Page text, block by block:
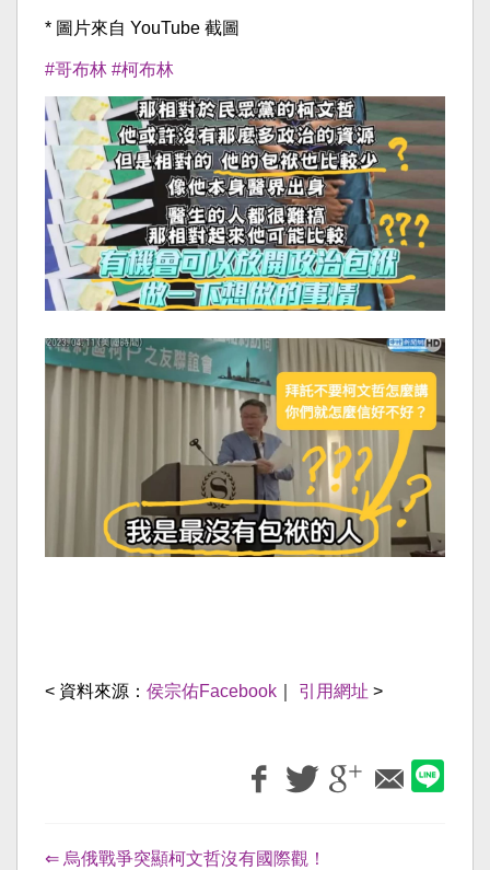
* 圖片來自 YouTube 截圖
#哥布林 #柯布林
< 資料來源： 侯宗佑Facebook 引用網址 >
⇐ 烏俄戰爭突顯柯文哲沒有國際觀！